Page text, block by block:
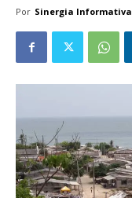
Por Sinergia Informativa